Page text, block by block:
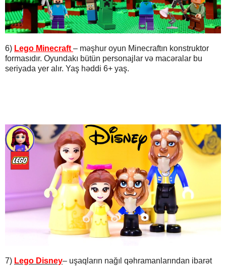
6) Lego Minecraft – məşhur oyun Minecraftın konstruktor
formasıdır. Oyundakı bütün personajlar və macəralar bu
seriyada yer alır. Yaş həddi 6+ yaş.
7) Lego Disney– uşaqların nağıl qəhramanlarından ibarət